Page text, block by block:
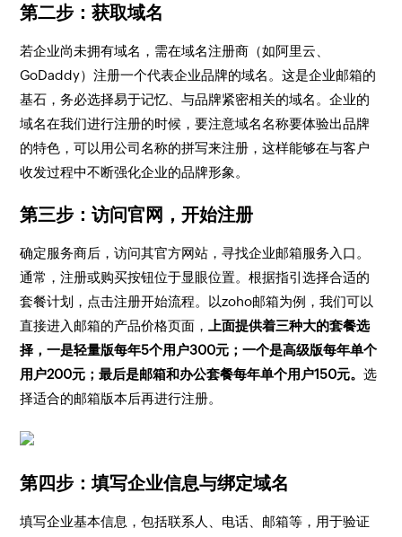
第二步：获取域名
若企业尚未拥有域名，需在域名注册商（如阿里云、
GoDaddy）注册一个代表企业品牌的域名。这是企业邮箱的
基石，务必选择易于记忆、与品牌紧密相关的域名。企业的
域名在我们进行注册的时候，要注意域名名称要体验出品牌
的特色，可以用公司名称的拼写来注册，这样能够在与客户
收发过程中不断强化企业的品牌形象。
第三步：访问官网，开始注册
确定服务商后，访问其官方网站，寻找企业邮箱服务入口。
通常，注册或购买按钮位于显眼位置。根据指引选择合适的
套餐计划，点击注册开始流程。以zoho邮箱为例，我们可以
直接进入邮箱的产品价格页面，
上面提供着三种大的套餐选
择，一是轻量版每年5个用户300元；一个是高级版每年单个
用户200元；最后是邮箱和办公套餐每年单个用户150元。选
择适合的邮箱版本后再进行注册。
第四步：填写企业信息与绑定域名
填写企业基本信息，包括联系人、电话、邮箱等，用于验证